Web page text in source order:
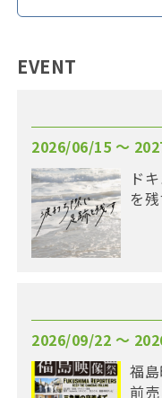
EVENT
2026/06/15 〜
ド
を
2026/09/22 〜
福
前